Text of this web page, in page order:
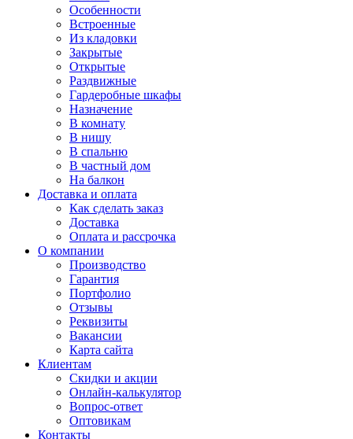
Особенности
Встроенные
Из кладовки
Закрытые
Открытые
Раздвижные
Гардеробные шкафы
Назначение
В комнату
В нишу
В спальню
В частный дом
На балкон
Доставка и оплата
Как сделать заказ
Доставка
Оплата и рассрочка
О компании
Производство
Гарантия
Портфолио
Отзывы
Реквизиты
Вакансии
Карта сайта
Клиентам
Скидки и акции
Онлайн-калькулятор
Вопрос-ответ
Оптовикам
Контакты